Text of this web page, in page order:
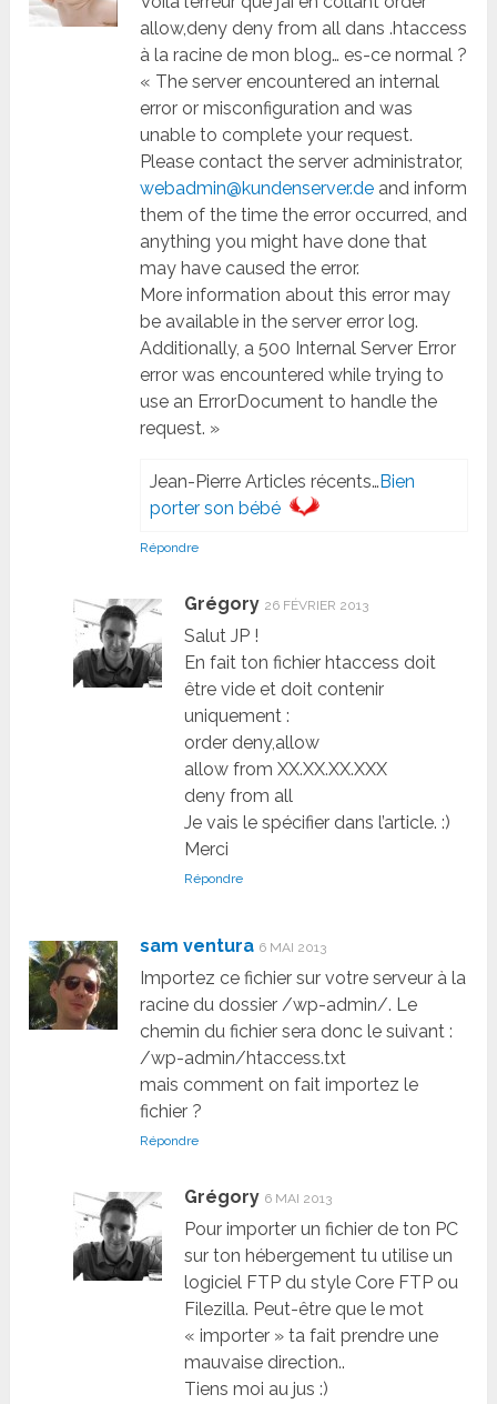
allow,deny deny from all dans .htaccess
à la racine de mon blog… es-ce normal ?
« The server encountered an internal
error or misconfiguration and was
unable to complete your request.
Please contact the server administrator,
webadmin@kundenserver.de and inform
them of the time the error occurred, and
anything you might have done that
may have caused the error.
More information about this error may
be available in the server error log.
Additionally, a 500 Internal Server Error
error was encountered while trying to
use an ErrorDocument to handle the
request. »
Jean-Pierre Articles récents… Bien
porter son bébé
Répondre
Grégory 26 FÉVRIER 2013
Salut JP !
En fait ton fichier htaccess doit
être vide et doit contenir
uniquement :
order deny,allow
allow from XX.XX.XX.XXX
deny from all
Je vais le spécifier dans l’article. :)
Merci
Répondre
sam ventura 6 MAI 2013
Importez ce fichier sur votre serveur à la
racine du dossier /wp-admin/. Le
chemin du fichier sera donc le suivant :
/wp-admin/htaccess.txt
mais comment on fait importez le
fichier ?
Répondre
Grégory 6 MAI 2013
Pour importer un fichier de ton PC
sur ton hébergement tu utilise un
logiciel FTP du style Core FTP ou
Filezilla. Peut-être que le mot
« importer » ta fait prendre une
mauvaise direction..
Tiens moi au jus :)